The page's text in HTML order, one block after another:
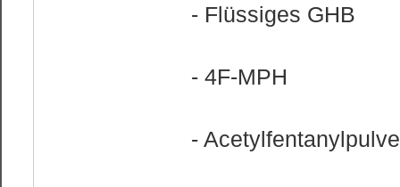
- Flüssiges GHB
- 4F-MPH
-